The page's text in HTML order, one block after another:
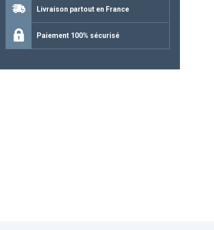
Livraison partout en France
Paiement 100% sécurisé